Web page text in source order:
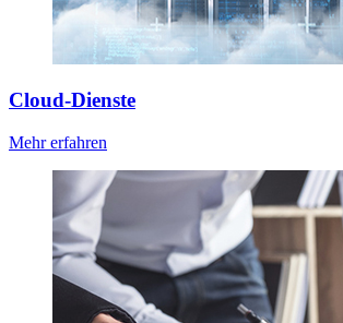
Cloud-Dienste
Mehr erfahren